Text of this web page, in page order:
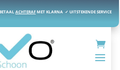
ACHTERAFMET KLARNA ✓ UITSTEKENDE SERVICE